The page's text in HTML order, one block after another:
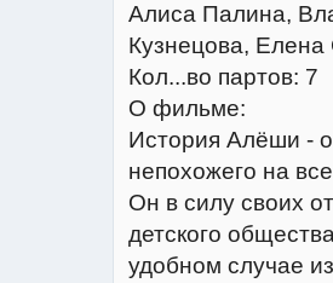
Алиса Палина,
Кузнецова,
Кол...во партов: 7
О фильме:
История Алёши -
непохожего на
Он в силу своих
детского
удобном случае